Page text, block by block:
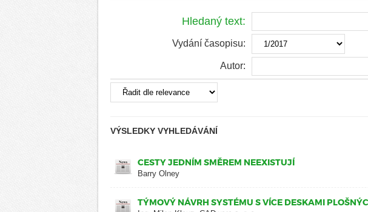
Hledaný text:
Vydání časopisu:
Autor:
VÝSLEDKY VYHLEDÁVÁNÍ
CESTY JEDNÍM SMĚREM NEEXISTUJÍ
Barry Olney
TÝMOVÝ NÁVRH SYSTÉMU S VÍCE DESKAMI